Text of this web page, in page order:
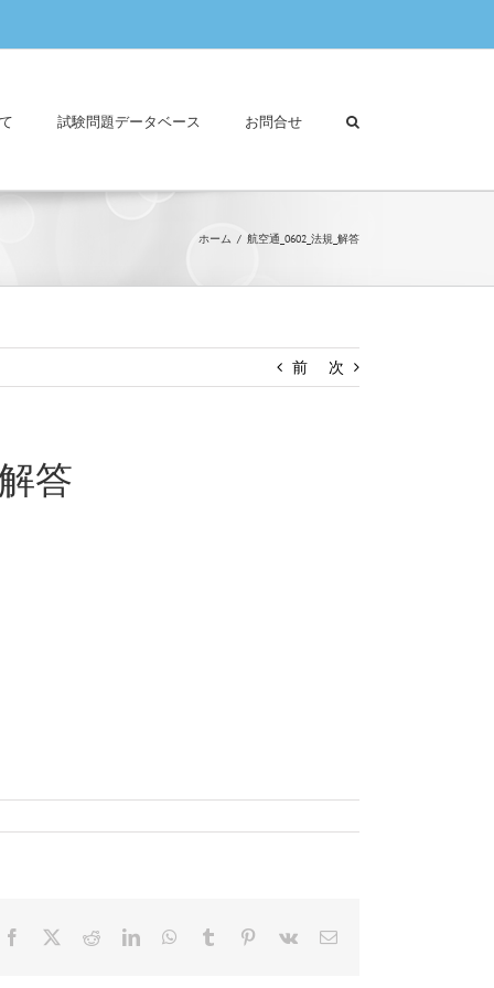
試験問題データベース お問合せ
ホーム 航空通_0602_法規_解答
前 次
答
Facebook RedditLinkedInWhatsApp
Tumblr Pinterest
Vk
電